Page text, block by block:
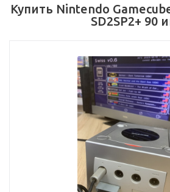
Купить Nintendo
SD2SP2+ 90